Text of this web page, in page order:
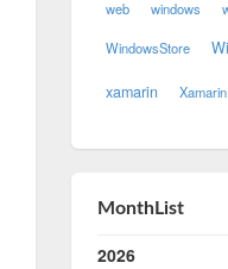
web windows
WindowsStore
xamarin Xamarin
MonthList
2026